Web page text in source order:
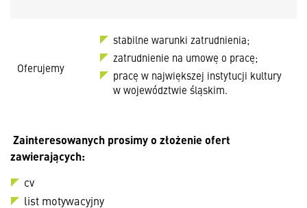
Oferujemy
stabilne warunki zatrudnienia;
zatrudnienie na umowę o pracę;
pracę w największej instytucji kultury
w województwie śląskim.
Zainteresowanych prosimy o złożenie ofert
zawierających:
cv
list motywacyjny